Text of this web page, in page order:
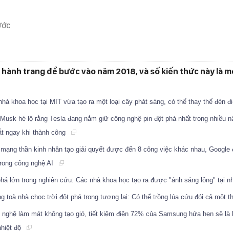
hành trang để bước vào năm 2018, và số kiến thức này là
khoa học tại MIT vừa tạo ra một loại cây phát sáng, có thể thay thế đèn
hé lộ rằng Tesla đang nắm giữ công nghệ pin đột phá nhất trong nhiều
ngay khi thành công
thần kinh nhân tạo giải quyết được đến 8 công việc khác nhau,
công nghệ AI
lớn trong nghiên cứu: Các nhà khoa học tạo ra được "ánh sáng lỏng" tại
toà nhà chọc trời đột phá trong tương lai: Có thể trồng lúa cứu đói cả một
nghệ làm mát không tạo gió, tiết kiệm điện 72% của Samsung hứa hẹn sẽ
độ